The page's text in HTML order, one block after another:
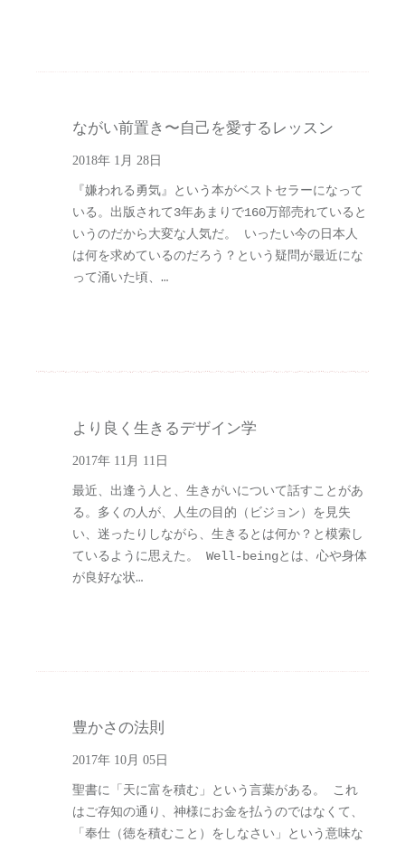
ながい前置き〜自己を愛するレッスン
2018年 1月 28日
『嫌われる勇気』という本がベストセラーになって
いる。出版されて3年あまりで160万部売れていると
いうのだから大変な人気だ。 いったい今の日本人
は何を求めているのだろう？という疑問が最近にな
って涌いた頃、…
より良く生きるデザイン学
2017年 11月 11日
最近、出逢う人と、生きがいについて話すことがあ
る。多くの人が、人生の目的（ビジョン）を見失
い、迷ったりしながら、生きるとは何か？と模索し
ているように思えた。 Well-beingとは、心や身体
が良好な状…
豊かさの法則
2017年 10月 05日
聖書に「天に富を積む」という言葉がある。 これ
はご存知の通り、神様にお金を払うのではなくて、
「奉仕（徳を積むこと）をしなさい」という意味な